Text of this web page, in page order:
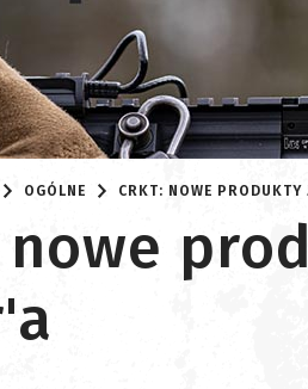
OGÓLNE CRKT: NOWE
nowe